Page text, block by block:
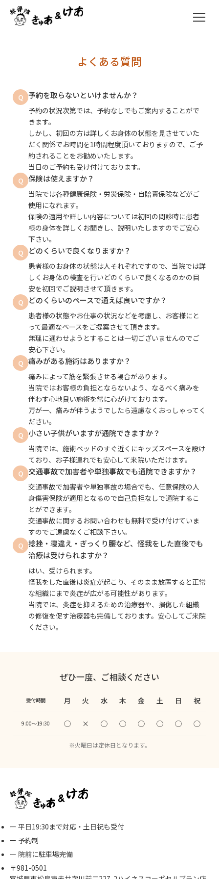
よくある質問
Q 予約を取らないといけませんか？
予約の状況次第では、予約なしでもご案内することがで
きます。
しかし、初回の方は詳しくお身体の状態を見させていた
だく関係でお時間を1時間程度頂いておりますので、ご予
約されることをお勧めいたします。
当日のご予約も受け付けております。
Q 保険は使えますか？
当院では各種健康保険・労災保険・自賠責保険などがご
使用になれます。
保険の適用や詳しい内容については初回の問診時に患者
様の身体を詳しくお聞きし、説明いたしますのでご安心
下さい。
Q
どのくらいで良くなりますか？
患者様のお身体の状態は人それぞれですので、当院では詳
しくお身体の検査を行いどのくらいで良くなるのかの目
安を初回でご説明させて頂きます。
Q
どのくらいのペースで通えば良いですか？
患者様の状態やお仕事の状況などを考慮し、お客様にと
って最適なペースをご提案させて頂きます。
無理に通わせようとすることは一切ございませんのでご
安心下さい。
Q 痛みがある施術はありますか？
痛みによって筋を緊張させる場合があります。
当院ではお客様の負担とならないよう、なるべく痛みを
伴わす心地良い施術を常に心がけております。
万が一、痛みが伴うようでしたら遠慮なくおっしゃってく
ださい。
Q 小さい子供がいますが通院できますか？
当院では、施術ベッドのすぐ近くにキッズスペースを設け
ており、お子様連れでも安心して来院いただけます。
Q 交通事故で加害者や単独事故でも通院できますか？
交通事故で加害者や単独事故の場合でも、任意保険の人
身傷害保険が適用となるので自己負担なしで通院するこ
とができます。
交通事故に関するお問い合わせも無料で受け付けていま
すのでご遠慮なくご相談下さい。
Q 捻挫・寝違え・ぎっくり腰など、怪我をした直後でも
治療は受けられますか？
はい、受けられます。
怪我をした直後は炎症が起こり、そのまま放置すると正常
な組織にまで炎症が広がる可能性があります。
当院では、炎症を抑えるための治療器や、損傷した組織
の修復を促す治療器も完備しております。安心してご来院
ください。
ぜひ一度、ご相談ください
受付時間 月 火 水 木 金 土 日 祝
9:00〜19:30 ◯ × ◯ ◯ ◯ ◯ ◯ ◯
※火曜日は定休日となります。
ー 平日19:30まで対応・土日祝も受付
ー 予約制
ー 院前に駐車場完備
〒981-0501